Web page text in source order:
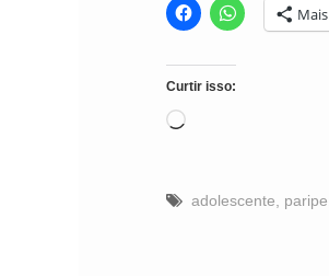
Mais
Curtir isso:
Carregando...
adolescente paripe